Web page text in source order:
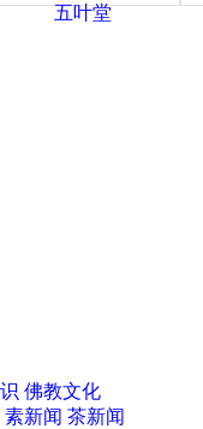
五叶堂
佛教文化
素新闻 茶新闻